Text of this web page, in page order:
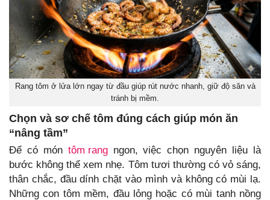
Rang tôm ở lửa lớn ngay từ đầu giúp rút nước nhanh, giữ độ săn và
tránh bị mềm.
Chọn và sơ chế tôm đúng cách giúp món ăn
“nâng tầm”
Để có món tôm rangngon, việc chọn nguyên liệu là
bước không thể xem nhẹ. Tôm tươi thường có vỏ sáng,
thân chắc, đầu dính chặt vào mình và không có mùi lạ.
Những con tôm mềm, đầu lỏng hoặc có mùi tanh nồng